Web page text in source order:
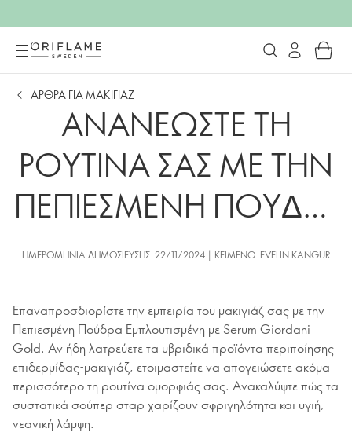
ΑΡΘΡΑ ΓΙΑ ΜΑΚΙΓΙΑΖ
ΑΝΑΝΕΩΣΤΕ ΤΗ
ΡΟΥΤΙΝΑ ΣΑΣ ΜΕ ΤΗΝ
ΠΕΠΙΕΣΜΕΝΗ ΠΟΥΔΡΑ
ΜΕ SERUM GG
ΗΜΕΡΟΜΗΝΊΑ ΔΗΜΟΣΊΕΥΣΗΣ: 22/11/2024 | ΚΕΊΜΕΝΟ: EVELIN KANGUR
Επαναπροσδιορίστε την εμπειρία του μακιγιάζ σας με την
Πεπιεσμένη Πούδρα Εμπλουτισμένη με Serum Giordani
Gold. Αν ήδη λατρεύετε τα υβριδικά προϊόντα περιποίησης
επιδερμίδας-μακιγιάζ, ετοιμαστείτε να απογειώσετε ακόμα
περισσότερο τη ρουτίνα ομορφιάς σας. Ανακαλύψτε πώς τα
συστατικά σούπερ σταρ χαρίζουν σφριγηλότητα και υγιή,
νεανική λάμψη.